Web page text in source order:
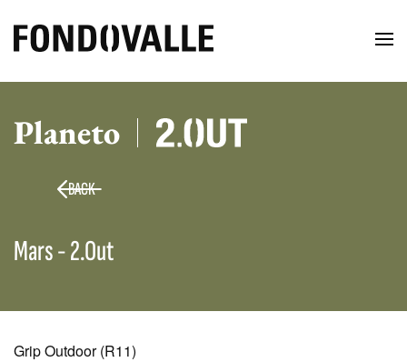
BACK
Planeto
Mars - 2.Out
Grip Outdoor (R11)